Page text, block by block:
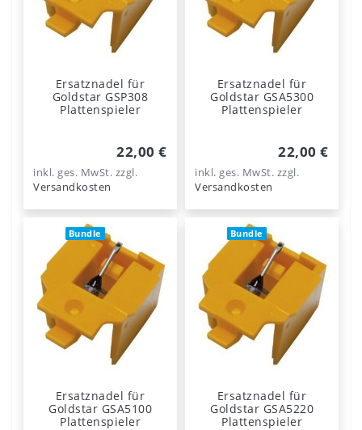
Ersatznadel für
Goldstar GSP308
Plattenspieler
22,00 €
inkl. ges. MwSt. zzgl.
Versandkosten
Ersatznadel für
Goldstar GSA5300
Plattenspieler
22,00 €
inkl. ges. MwSt. zzgl.
Versandkosten
Bundle
Ersatznadel für
Goldstar GSA5100
Plattenspieler
Bundle
Ersatznadel für
Goldstar GSA5220
Plattenspieler